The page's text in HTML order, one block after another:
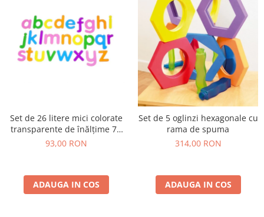
Set de 26 litere mici colorate
transparente de înălțime 70
mm, TickiT
93,00 RON
ADAUGA IN COS
Set de 5 oglinzi hexagonale cu
rama de spuma
314,00 RON
ADAUGA IN COS